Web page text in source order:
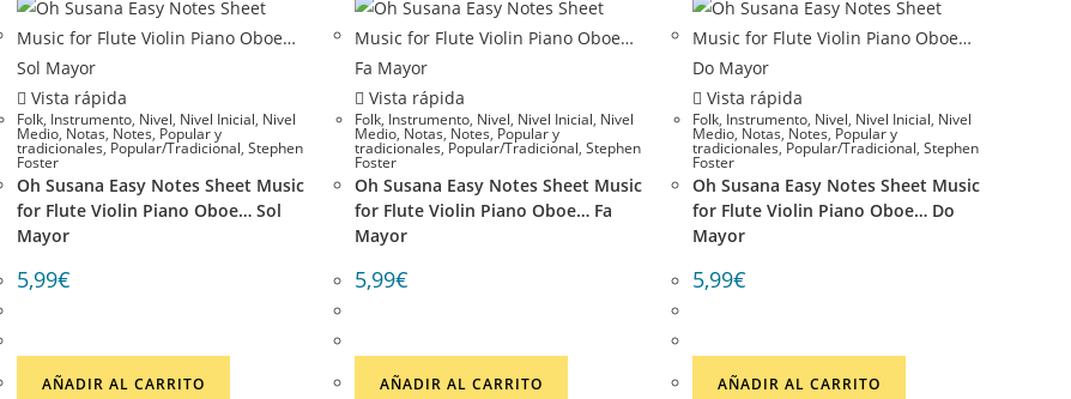
Vista rápida
Folk, Instrumento, Nivel, Nivel Inicial, Nivel
Medio, Notas, Notes, Popular y
tradicionales,Popular/Tradicional, Stephen
Foster
Oh Susana Easy Notes Sheet Music
for Flute Violin Piano Oboe… Sol
Mayor
5,99€
AÑADIR AL CARRITO
Vista rápida
Folk, Instrumento, Nivel, Nivel Inicial, Nivel
Medio, Notas, Notes, Popular y
tradicionales,Popular/Tradicional, Stephen
Foster
Oh Susana Easy Notes Sheet Music
for Flute Violin Piano Oboe… Fa
Mayor
5,99€
AÑADIR AL CARRITO
Vista rápida
Folk, Instrumento, Nivel, Nivel Inicial, Nivel
Medio, Notas, Notes, Popular y
tradicionales,Popular/Tradicional, Stephen
Foster
Oh Susana Easy Notes Sheet Music
for Flute Violin Piano Oboe… Do
Mayor
5,99€
AÑADIR AL CARRITO